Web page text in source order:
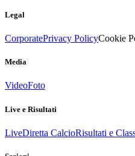
Legal
CorporatePrivacy PolicyCookie
Media
VideoFoto
Live e Risultati
LiveDiretta CalcioRisultati e